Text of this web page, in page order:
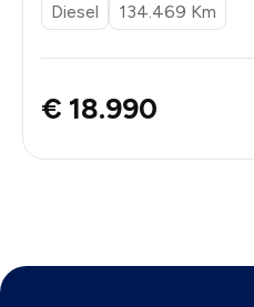
Diesel
134.469 Km
€ 18.990